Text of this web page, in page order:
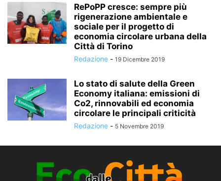
RePoPP cresce: sempre più
rigenerazione ambientale e
sociale per il progetto di
economia circolare urbana della
Città di Torino
Redazione - 19 Dicembre 2019
Lo stato di salute della Green
Economy italiana: emissioni di
Co2, rinnovabili ed economia
circolare le principali criticità
Redazione - 5 Novembre 2019